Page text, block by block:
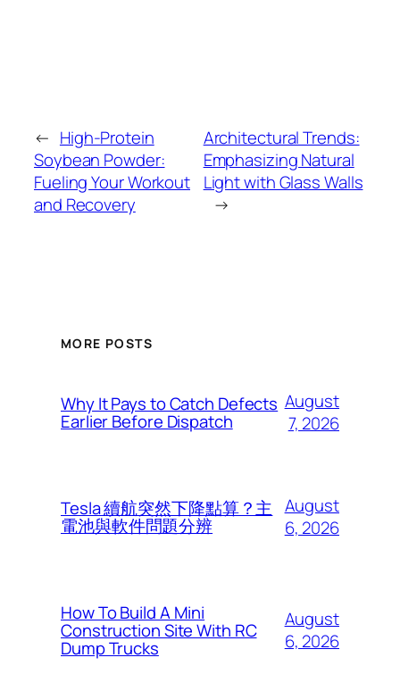
← High-Protein
Soybean Powder:
Fueling Your Workout
and Recovery
Architectural Trends:
Emphasizing Natural
Light with Glass Walls
→
MORE POSTS
Why It Pays to Catch Defects
Earlier Before Dispatch
August
7, 2026
Tesla 續航突然下降點算？主
電池與軟件問題分辨
August
6, 2026
How To Build A Mini
Construction Site With RC
Dump Trucks
August
6, 2026